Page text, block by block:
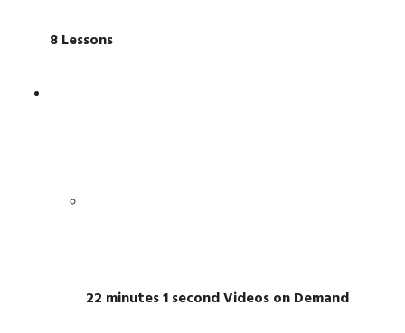
8 Lessons
22 minutes 1 second Videos on Demand